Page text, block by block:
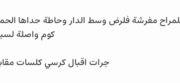
فلمراح مفرشة فلرض وسط الدار وحاطة حداها
كوم واصلة
جرات اقبال كرسي كلسات